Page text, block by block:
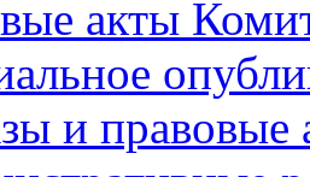
акты
и правовые